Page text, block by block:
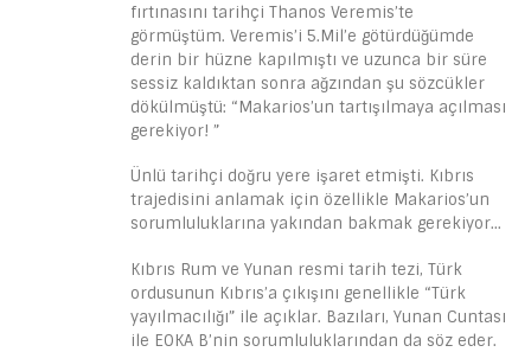
fırtınasını tarihçi Thanos Veremis’te
görmüştüm. Veremis’i 5.Mil’e götürdüğümde
derin bir hüzne kapılmıştı ve uzunca bir süre
sessiz kaldıktan sonra ağzından şu sözcükler
dökülmüştü: “Makarios’un tartışılmaya açılması
gerekiyor! ”
Ünlü tarihçi doğru yere işaret etmişti. Kıbrıs
trajedisini anlamak için özellikle Makarios’un
sorumluluklarına yakından bakmak gerekiyor…
Kıbrıs Rum ve Yunan resmi tarih tezi, Türk
ordusunun Kıbrıs’a çıkışını genellikle “Türk
yayılmacılığı” ile açıklar. Bazıları, Yunan Cuntası
ile EOKA B’nin sorumluluklarından da söz eder.